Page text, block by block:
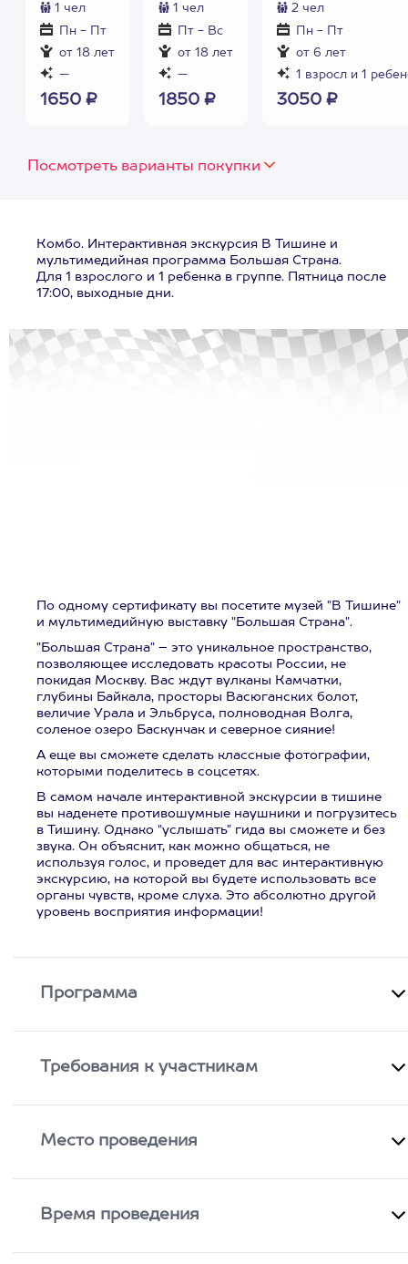
1 чел
Пн - Пт
от 18 лет
—
1650 ₽
1 чел
Пт - Вс
от 18 лет
—
1850 ₽
2 чел
Пн - Пт
от 6 лет
1 взросл и 1
3050 ₽
Посмотреть варианты покупки
Комбо. Интерактивная экскурсия В Тишине и
мультимедийная программа Большая Страна.
Для 1 взрослого и 1 ребенка в группе. Пятница после
17:00, выходные дни.
По одному сертификату вы посетите музей "В Тишине"
и мультимедийную выставку "Большая Страна".
"Большая Страна" – это уникальное пространство,
позволяющее исследовать красоты России, не
покидая Москву. Вас ждут вулканы Камчатки,
глубины Байкала, просторы Васюганских болот,
величие Урала и Эльбруса, полноводная Волга,
соленое озеро Баскунчак и северное сияние!
А еще вы сможете сделать классные фотографии,
которыми поделитесь в соцсетях.
В самом начале интерактивной экскурсии в тишине
вы наденете противошумные наушники и погрузитесь
в Тишину. Однако "услышать" гида вы сможете и без
звука. Он объяснит, как можно общаться, не
используя голос, и проведет для вас интерактивную
экскурсию, на которой вы будете использовать все
органы чувств, кроме слуха. Это абсолютно другой
уровень восприятия информации!
Программа
Требования к участникам
Место проведения
Время проведения